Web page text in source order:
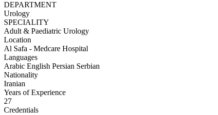
DEPARTMENT
Urology
SPECIALITY
Adult & Paediatric Urology
Location
Al Safa - Medcare Hospital
Languages
Arabic English Persian Serbian
Nationality
Iranian
Years of Experience
27
Credentials